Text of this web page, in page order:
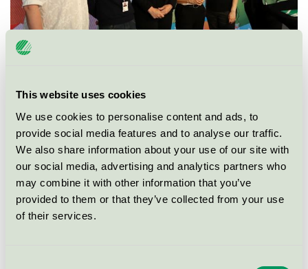
This website uses cookies
We use cookies to personalise content and ads, to
provide social media features and to analyse our traffic.
We also share information about your use of our site with
our social media, advertising and analytics partners who
may combine it with other information that you’ve
provided to them or that they’ve collected from your use
of their services.
Detta seminarium handlade om hur miljömärkning kan
bidra till en mer hållbar upphandling. Samtalet tog
avstamp i en ny rapport från Miljömärkning Sverige
och Naturskyddsföreningen, där det tydligt slås fast
att miljömärkningar är juridiskt säkra och tillåtna att
använda.